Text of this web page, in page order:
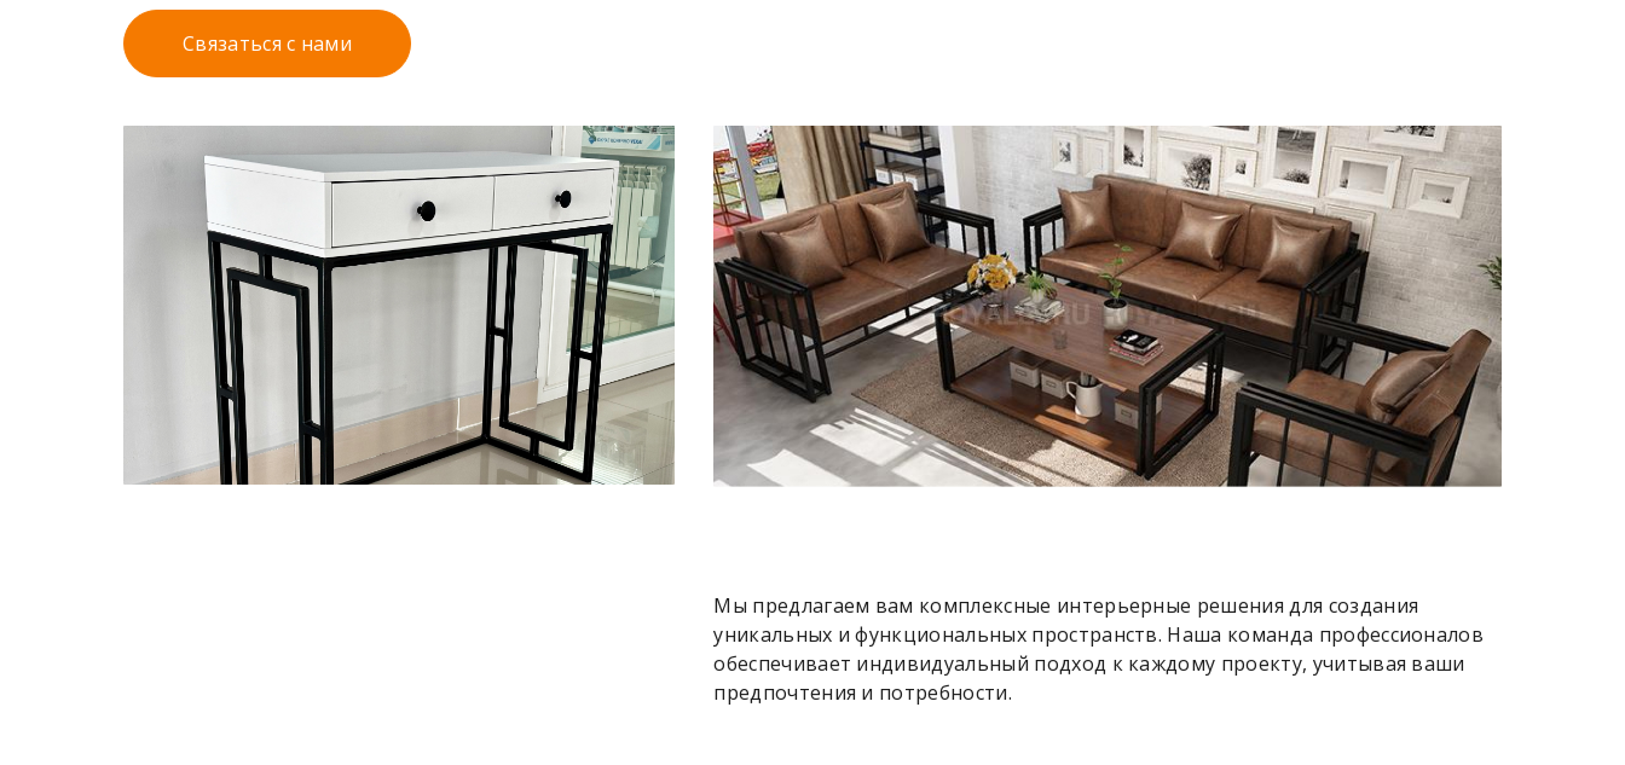
Связаться с нами
Мы предлагаем вам комплексные интерьерные решения для создания
уникальных и функциональных пространств. Наша команда профессионалов
обеспечивает индивидуальный подход к каждому проекту, учитывая ваши
предпочтения и потребности.